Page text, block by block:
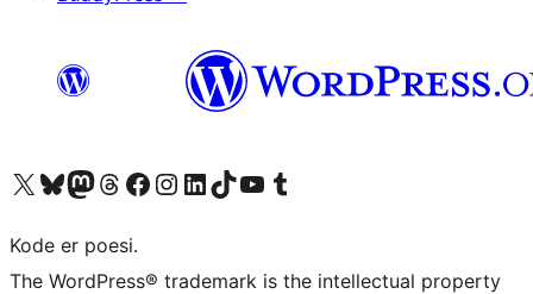
Besøk vår konto på X Visit our Bluesky account
Besøk vår Mastodon-konto
Visit our Threads account
Besøk vår Facebook-sideBesøk vår Instagram-konto
Besøk vår LinkedIn-konto
Visit our TikTok account
Visit our YouTube channel
Visit our Tumblr account
Kode er poesi.
The WordPress® trademark is the intellectual property